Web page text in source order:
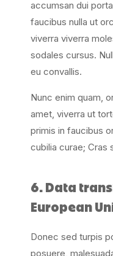
accumsan dui
faucibus nulla ut
viverra viverra
sodales cursus.
eu convallis.
Nunc enim quam,
amet, viverra ut
primis in faucibus
cubilia curae; Cras
6. Data
European
Donec sed turpis
posuere,